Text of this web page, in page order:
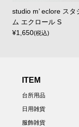
studio m’ eclore スタ
ム エクロール S
¥1,650(税込)
ITEM
台所用品
日用雑貨
服飾雑貨